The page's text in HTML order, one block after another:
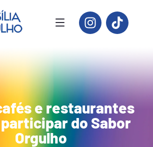
e restaurantes
do Sabor
Orgulho